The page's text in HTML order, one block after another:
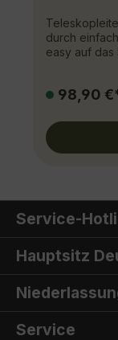
durch
easy auf
Kg, 8
98,90
Service-
Hauptsitz
Service